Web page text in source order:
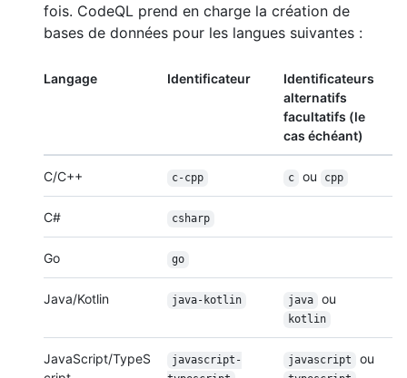
fois. CodeQL prend en charge la création de
bases de données pour les langues suivantes :
Langage Identificateur
Identificateurs
alternatifs
facultatifs (le
cas échéant)
C/C++ c-cpp c ou cpp
C# csharp
Go go
Java/Kotlin java-kotlin java ou
kotlin
JavaScript/TypeS
javascript-
javascript ou